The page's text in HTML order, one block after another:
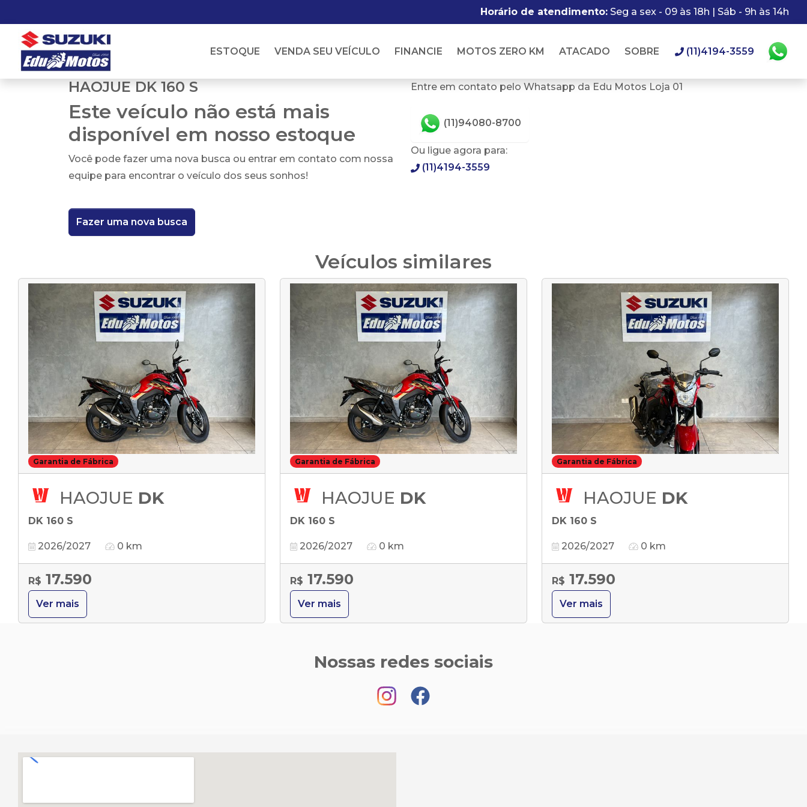
Horário de atendimento: Seg a sex - 09 às 18h | Sáb - 9h às 14h
ESTOQUE VENDA SEU VEÍCULO FINANCIE MOTOS ZERO KM ATACADO SOBRE (11)4194-3559
HAOJUE DK 160 S
Este veículo não está mais
disponível em nosso estoque
Você pode fazer uma nova busca ou entrar em contato com nossa
equipe para encontrar o veículo dos seus sonhos!
Fazer uma nova busca
Entre em contato pelo Whatsapp da Edu Motos Loja 01
(11)94080-8700
Ou ligue agora para:
(11)4194-3559
Veículos similares
Garantia de Fábrica
HAOJUE DK
DK 160 S
2026/2027 0 km
R$ 17.590
Ver mais
Garantia de Fábrica
HAOJUE DK
DK 160 S
2026/2027 0 km
R$ 17.590
Ver mais
Garantia de Fábrica
HAOJUE DK
DK 160 S
2026/2027 0 km
R$ 17.590
Ver mais
Nossas redes sociais